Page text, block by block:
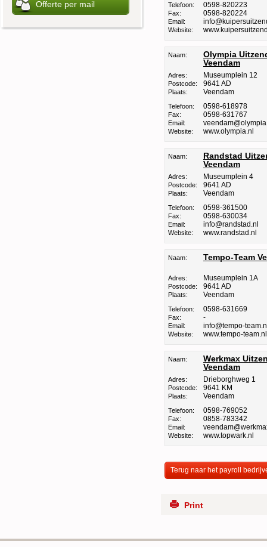
Telefoon: 0598-820223
Fax: 0598-820224
Email:
Website:
Naam:
Olympia
Veendam
Adres: Museumplein 12
Postcode: 9641 AD
Plaats: Veendam
Telefoon: 0598-618978
Fax: 0598-631767
Email:
Website: www.olympia.nl
Naam:
Randstad
Veendam
Adres: Museumplein 4
Postcode: 9641 AD
Plaats: Veendam
Telefoon: 0598-361500
Fax: 0598-630034
Email: info@randstad.nl
Website: www.randstad.nl
Naam: Tempo-Team
Adres: Museumplein 1A
Postcode: 9641 AD
Plaats: Veendam
Telefoon: 0598-631669
Fax: -
Email: info@tempo-
Website: www.tempo-team.nl
Naam:
Werkmax
Veendam
Adres: Drieborghweg 1
Postcode: 9641 KM
Plaats: Veendam
Telefoon: 0598-769052
Fax: 0858-783342
Email:
Website: www.topwark.nl
Terug naar het payroll
Print